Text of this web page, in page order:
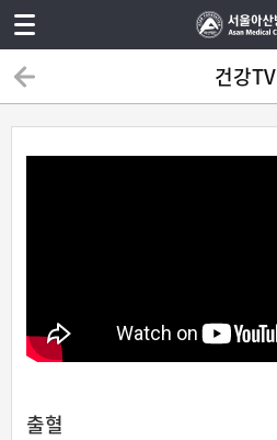
건강TV
출혈